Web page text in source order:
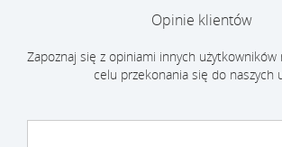
Opinie klientów
Zapoznaj się z opiniami innych użytkowników
celu przekonania się do naszych